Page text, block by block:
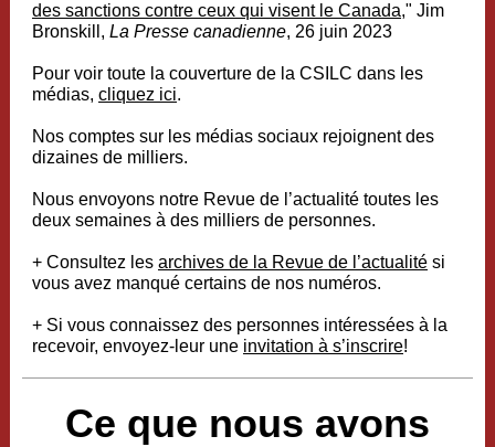
des sanctions contre ceux qui visent le Canada," Jim
Bronskill, La Presse canadienne, 26 juin 2023
Pour voir toute la couverture de la CSILC dans les
médias, cliquez ici.
Nos comptes sur les médias sociaux rejoignent des
dizaines de milliers.
Nous envoyons notre Revue de l’actualité toutes les
deux semaines à des milliers de personnes.
+ Consultez les archives de la Revue de l’actualité si
vous avez manqué certains de nos numéros.
+ Si vous connaissez des personnes intéressées à la
recevoir, envoyez-leur une invitation à s’inscrire!
Ce que nous avons